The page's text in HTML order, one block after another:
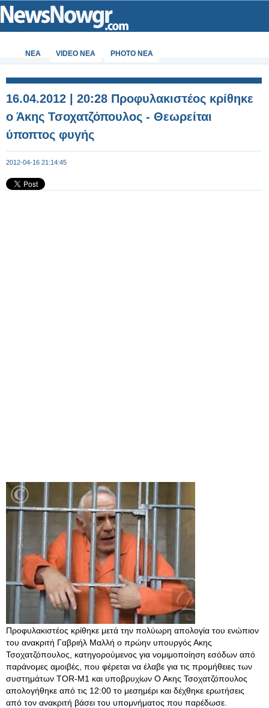
ΝΕΑ VIDEO NEA PHOTO NEA
16.04.2012 | 20:28 Προφυλακιστέος κρίθηκε
ο Άκης Τσοχατζόπουλος - Θεωρείται
ύποπτος φυγής
2012-04-16 21:14:45
Προφυλακιστέος κρίθηκε μετά την πολύωρη απολογία του ενώπιον
του ανακριτή Γαβριήλ Μαλλή ο πρώην υπουργός Ακης
Τσοχατζόπουλος, κατηγορούμενος για νομιμοποίηση εσόδων από
παράνομες αμοιβές, που φέρεται να έλαβε για τις προμήθειες των
συστημάτων TOR-M1 και υποβρυχίων Ο Ακης Τσοχατζόπουλος
απολογήθηκε από τις 12:00 το μεσημέρι και δέχθηκε ερωτήσεις
από τον ανακριτή βάσει του υπομνήματος που παρέδωσε.